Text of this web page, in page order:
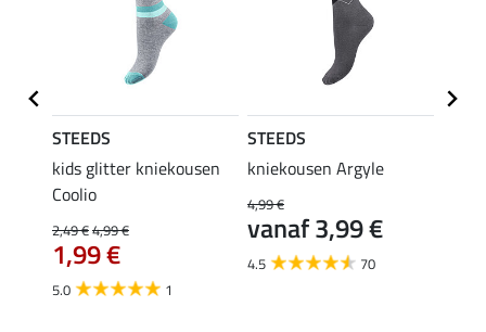
STEEDS
kids glitter kniekousen
Coolio
2,49 €4,99 €
1,99 €
5.0 1
STEEDS
kniekousen Argyle
4,99 €
vanaf 3,99 €
4.5 70